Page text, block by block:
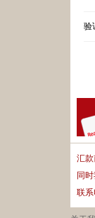
验
汇
同
联系